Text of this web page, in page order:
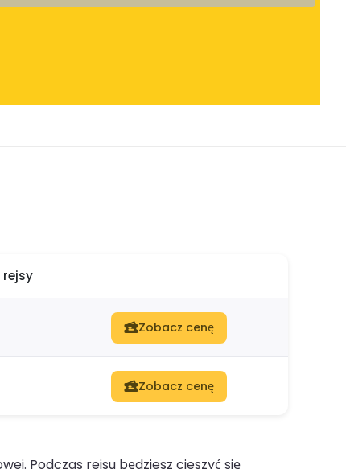
Zobacz cenę
Zobacz cenę
Podczas rejsu będziesz cieszyć się